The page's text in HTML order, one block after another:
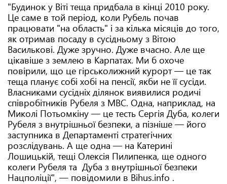
"Будинок у Віті теща придбала в кінці 2010 року.
Це саме в той період, коли Рубель почав
працювати "на область" і за кілька місяців до того,
як отримав посаду в сусідньому з Вітою
Василькові. Дуже зручно. Дуже вчасно. Але ще
цікавіше з землею в Карпатах. Ми б охоче
повірили, що це гірськолижний курорт — це так
теща планує собі хобі на пенсії, якби не її сусіди.
Власниками сусідніх ділянок виявилися родичі
співробітників Рубеля з МВС. Одна, наприклад, на
Миколі Потьомкіну — це тесть Сергія Дуба, колеги
Рубеля з внутрішньої безпеки, а пізніше — його
заступника в Департаменті стратегічних
розслідувань. А ще одна — на Катерині
Лошицькій, тещі Олексія Пилипенка, ще одного
колеги Рубеля та Дуба з внутрішньої безпеки
Нацполіції", — повідомили в Bihus.info .